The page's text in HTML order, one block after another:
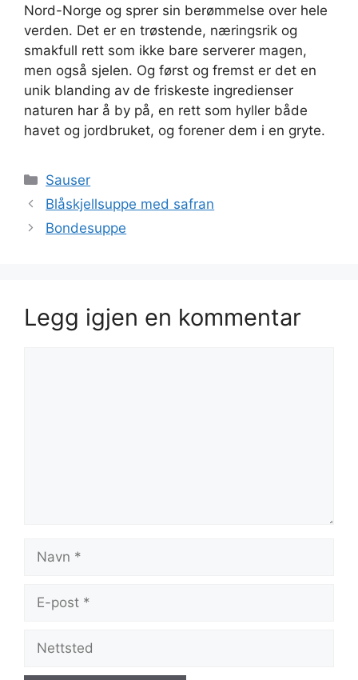
Nord-Norge og sprer sin berømmelse over hele
verden. Det er en trøstende, næringsrik og
smakfull rett som ikke bare serverer magen,
men også sjelen. Og først og fremst er det en
unik blanding av de friskeste ingredienser
naturen har å by på, en rett som hyller både
havet og jordbruket, og forener dem i en gryte.
Kategorier
Sauser
Blåskjellsuppe med safran
Bondesuppe
Legg igjen en kommentar
Navn
Nettsted